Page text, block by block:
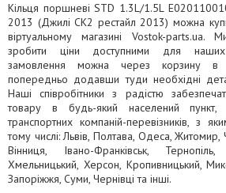
Кільця поршневі STD 1.3L/1.5L
2013 (Джилі СК2 рестайл 2013) можна
віртуальному магазині Vostok-parts.ua.
зробити ціни доступними для
замовлення можна через корзину в
попередньо додавши туди необхідні
Наші співробітники з радістю
товару в будь-який населений
транспортних компаній-перевізників, з
тому числі: Львів, Полтава, Одеса, Житомир,
Вінниця, Івано-Франківськ,
Хмельницький, Херсон, Кропивницький,
Запоріжжя, Суми, Чернівці та інші.